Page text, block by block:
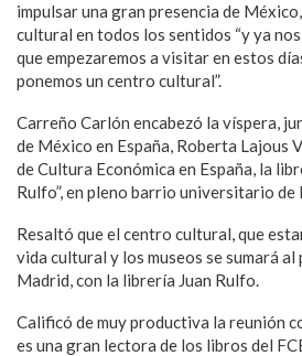
impulsar una gran presencia de
cultural en todos los sentidos “y ya
que empezaremos a visitar en estos
ponemos un centro cultural”.
Carreño Carlón encabezó la víspera,
de México en España, Roberta Lajous
de Cultura Económica en España, la
Rulfo”, en pleno barrio universitario de
Resaltó que el centro cultural, que
vida cultural y los museos se sumará
Madrid, con la librería Juan Rulfo.
Calificó de muy productiva la reunión
es una gran lectora de los libros del